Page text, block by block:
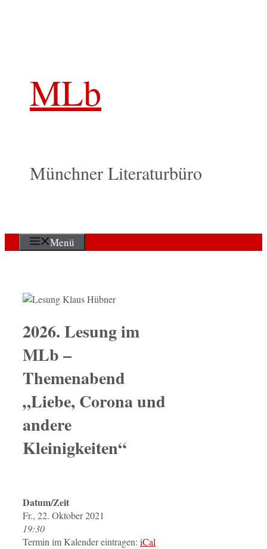
MLb
Münchner Literaturbüro
Menü
2026. Lesung im
MLb –
Themenabend
„Liebe, Corona und
andere
Kleinigkeiten“
Datum/Zeit
Fr., 22. Oktober 2021
19:30
Termin im Kalender eintragen: iCal